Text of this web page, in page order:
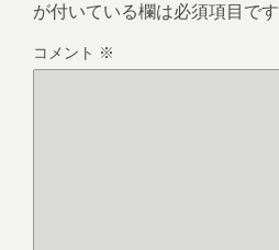
が付いている欄は必須項目です
コメント ※